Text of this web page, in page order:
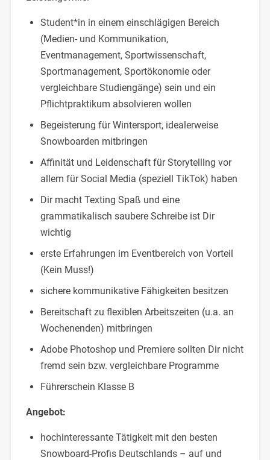
Student*in in einem einschlägigen Bereich
(Medien- und Kommunikation,
Eventmanagement, Sportwissenschaft,
Sportmanagement, Sportökonomie oder
vergleichbare Studiengänge) sein und ein
Pflichtpraktikum absolvieren wollen
Begeisterung für Wintersport, idealerweise
Snowboarden mitbringen
Affinität und Leidenschaft für Storytelling vor
allem für Social Media (speziell TikTok) haben
Dir macht Texting Spaß und eine
grammatikalisch saubere Schreibe ist Dir
wichtig
erste Erfahrungen im Eventbereich von Vorteil
(Kein Muss!)
sichere kommunikative Fähigkeiten besitzen
Bereitschaft zu flexiblen Arbeitszeiten (u.a. an
Wochenenden) mitbringen
Adobe Photoshop und Premiere sollten Dir nicht
fremd sein bzw. vergleichbare Programme
Führerschein Klasse B
Angebot:
hochinteressante Tätigkeit mit den besten
Snowboard-Profis Deutschlands – auf und